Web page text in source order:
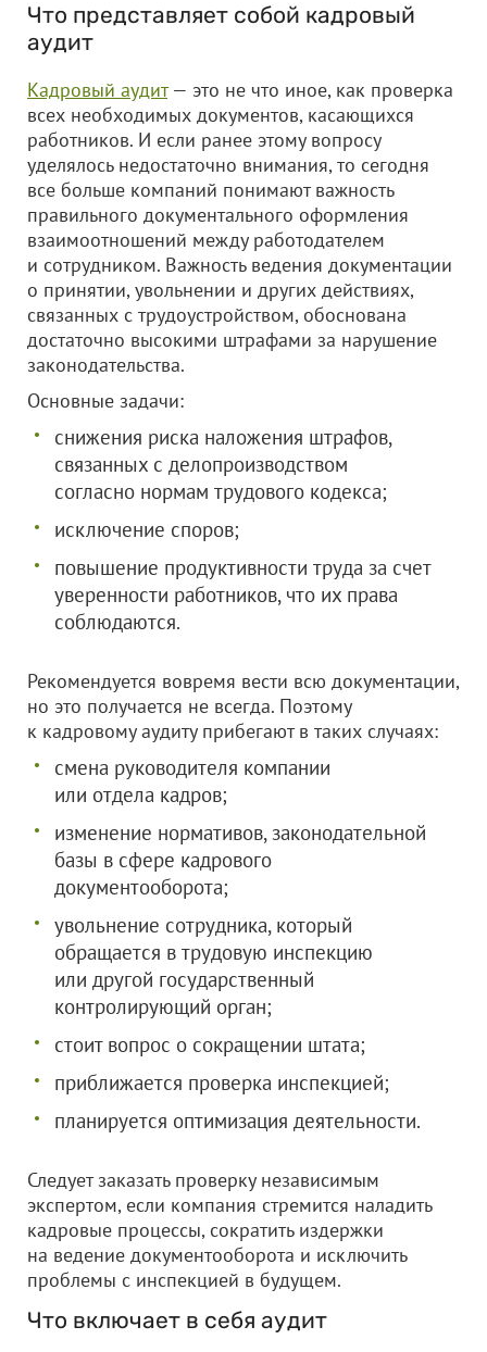
Что представляет собой кадровый
аудит
Кадровый аудит— это не что иное, как проверка
всех необходимых документов, касающихся
работников. И если ранее этому вопросу
уделялось недостаточно внимания, то сегодня
все больше компаний понимают важность
правильного документального оформления
взаимоотношений между работодателем
и сотрудником. Важность ведения документации
о принятии, увольнении и других действиях,
связанных с трудоустройством, обоснована
достаточно высокими штрафами за нарушение
законодательства.
Основные задачи:
снижения риска наложения штрафов,
связанных с делопроизводством
согласно нормам трудового кодекса;
исключение споров;
повышение продуктивности труда за счет
уверенности работников, что их права
соблюдаются.
Рекомендуется вовремя вести всю документации,
но это получается не всегда. Поэтому
к кадровому аудиту прибегают в таких случаях:
смена руководителя компании
или отдела кадров;
изменение нормативов, законодательной
базы в сфере кадрового
документооборота;
увольнение сотрудника, который
обращается в трудовую инспекцию
или другой государственный
контролирующий орган;
стоит вопрос о сокращении штата;
приближается проверка инспекцией;
планируется оптимизация деятельности.
Следует заказать проверку независимым
экспертом, если компания стремится наладить
кадровые процессы, сократить издержки
на ведение документооборота и исключить
проблемы с инспекцией в будущем.
Что включает в себя аудит